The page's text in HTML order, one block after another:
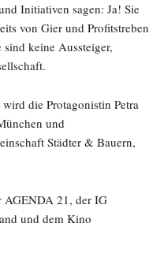
Initiativen sagen: Ja! Sie
von Gier und Profitstreben
keine Aussteiger,
die Protagonistin Petra
und
Städter & Bauern,
AGENDA 21, der IG
und dem Kino